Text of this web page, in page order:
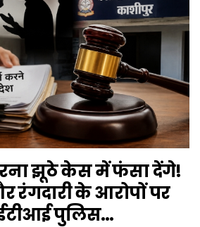
झूठे केस में फंसा देंगे!
के आरोपों पर
पुलिस…